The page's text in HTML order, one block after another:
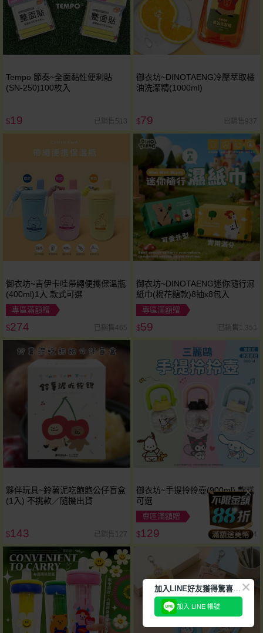
Tempo 節奏~全面黏性便利貼
(SN-250)100枚入
$19 已銷售513
御衣坊~DINOTAENG冷壓萃取橘
油洗潔精(1000ml)
$79 已銷售937
御衣坊~吉伊卡哇帶繩便攜保溫瓶
(400ml)1入 款式可選
專區滿額贈
$274 已銷售465
御衣坊~DINOTAENG迷你隨行濕
紙巾(棉花糖款)8抽x8包入
專區滿額贈
$59 已銷售1,351
夥伴玩具~鈴薯泥吃飽飽公仔盲盒
(1入) 不挑款／隨機出貨
$143 已銷售127
御衣坊~手提拎拎壺(900ml) 款式
可選
專區滿額贈
$129 已銷售374
加
入LINE好友獲得驚喜折扣!
加入 LINE 帳號